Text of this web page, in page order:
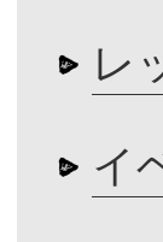
レ
イ